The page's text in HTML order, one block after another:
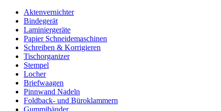
Aktenvernichter
Bindegerät
Laminiergeräte
Papier Schneidemaschinen
Schreiben & Korrigieren
Tischorganizer
Stempel
Locher
Briefwaagen
Pinnwand Nadeln
Foldback- und Büroklammern
Gummibänder